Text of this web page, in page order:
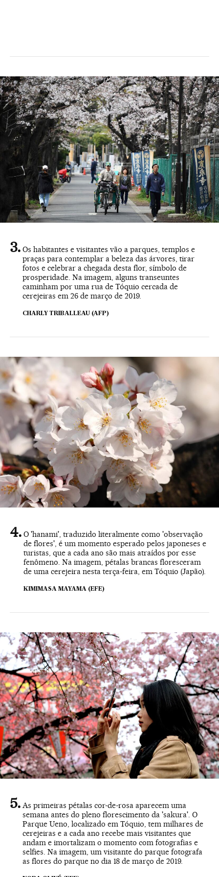
Os habitantes e visitantes vão a parques, templos e
praças para contemplar a beleza das árvores, tirar
fotos e celebrar a chegada desta flor, símbolo de
prosperidade. Na imagem, alguns transeuntes
caminham por uma rua de Tóquio cercada de
cerejeiras em 26 de março de 2019.
CHARLY TRIBALLEAU (AFP)
O 'hanami', traduzido literalmente como 'observação
de flores', é um momento esperado pelos japoneses e
turistas, que a cada ano são mais atraídos por esse
fenômeno. Na imagem, pétalas brancas floresceram
de uma cerejeira nesta terça-feira, em Tóquio (Japão).
KIMIMASA MAYAMA (EFE)
As primeiras pétalas cor-de-rosa aparecem uma
semana antes do pleno florescimento da 'sakura'. O
Parque Ueno, localizado em Tóquio, tem milhares de
cerejeiras e a cada ano recebe mais visitantes que
andam e imortalizam o momento com fotografias e
selfies. Na imagem, um visitante do parque fotografa
as flores do parque no dia 18 de março de 2019.